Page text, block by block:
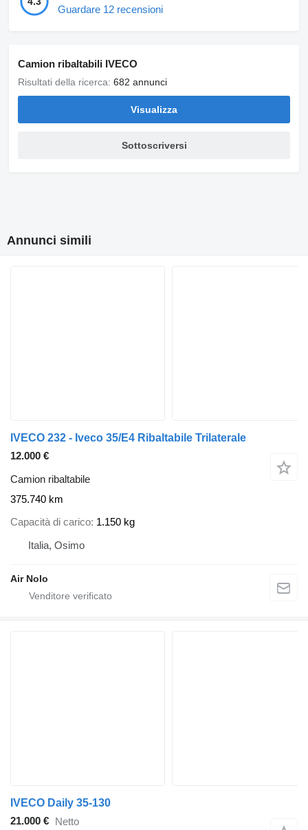
Guardare 12 recensioni
Camion ribaltabili IVECO
Risultati della ricerca: 682 annunci
Visualizza
Sottoscriversi
Annunci simili
IVECO 232 - Iveco 35/E4 Ribaltabile Trilaterale
12.000 €
Camion ribaltabile
375.740 km
Capacità di carico 1.150 kg
Italia, Osimo
Air Nolo
IVECO Daily 35-130
21.000 € Netto